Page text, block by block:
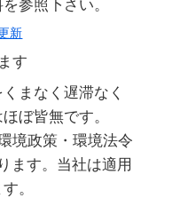
参照下さい。
新
す
まなく遅滞なく
ぼ皆無です。
境政策・環境法令
ます。当社は適用
。